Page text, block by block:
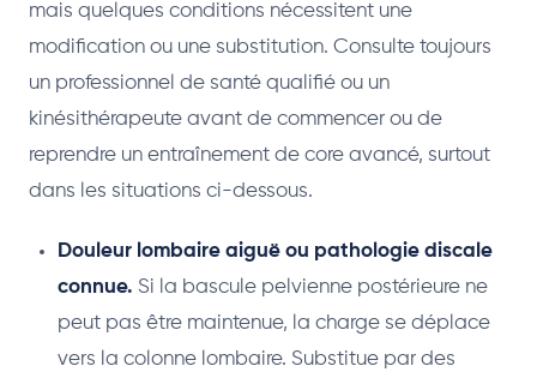
mais quelques conditions nécessitent une
modification ou une substitution. Consulte toujours
un professionnel de santé qualifié ou un
kinésithérapeute avant de commencer ou de
reprendre un entraînement de core avancé, surtout
dans les situations ci-dessous.
Douleur lombaire aiguë ou pathologie discale
connue. Si la bascule pelvienne postérieure ne
peut pas être maintenue, la charge se déplace
vers la colonne lombaire. Substitue par des